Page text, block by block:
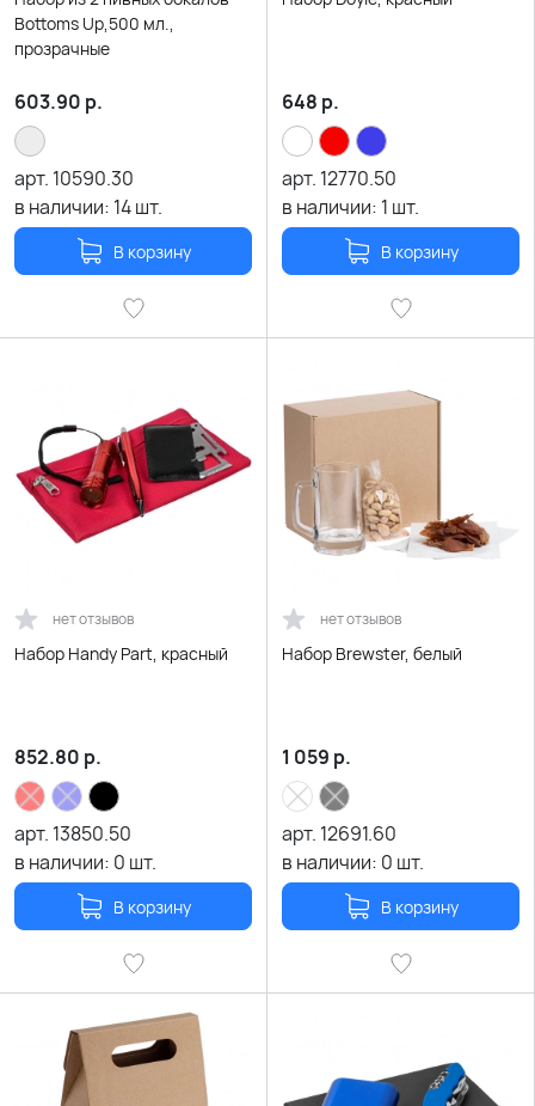
Bottoms Up,500 мл.,
прозрачные
603.90 р.
арт. 10590.30
в наличии: 14шт.
В корзину
648 р.
арт. 12770.50
в наличии: 1 шт.
В корзину
нет отзывов
Набор Handy Part, красный
852.80 р.
арт. 13850.50
в наличии: 0 шт.
В корзину
нет отзывов
Набор Brewster, белый
1 059 р.
арт. 12691.60
в наличии: 0 шт.
В корзину